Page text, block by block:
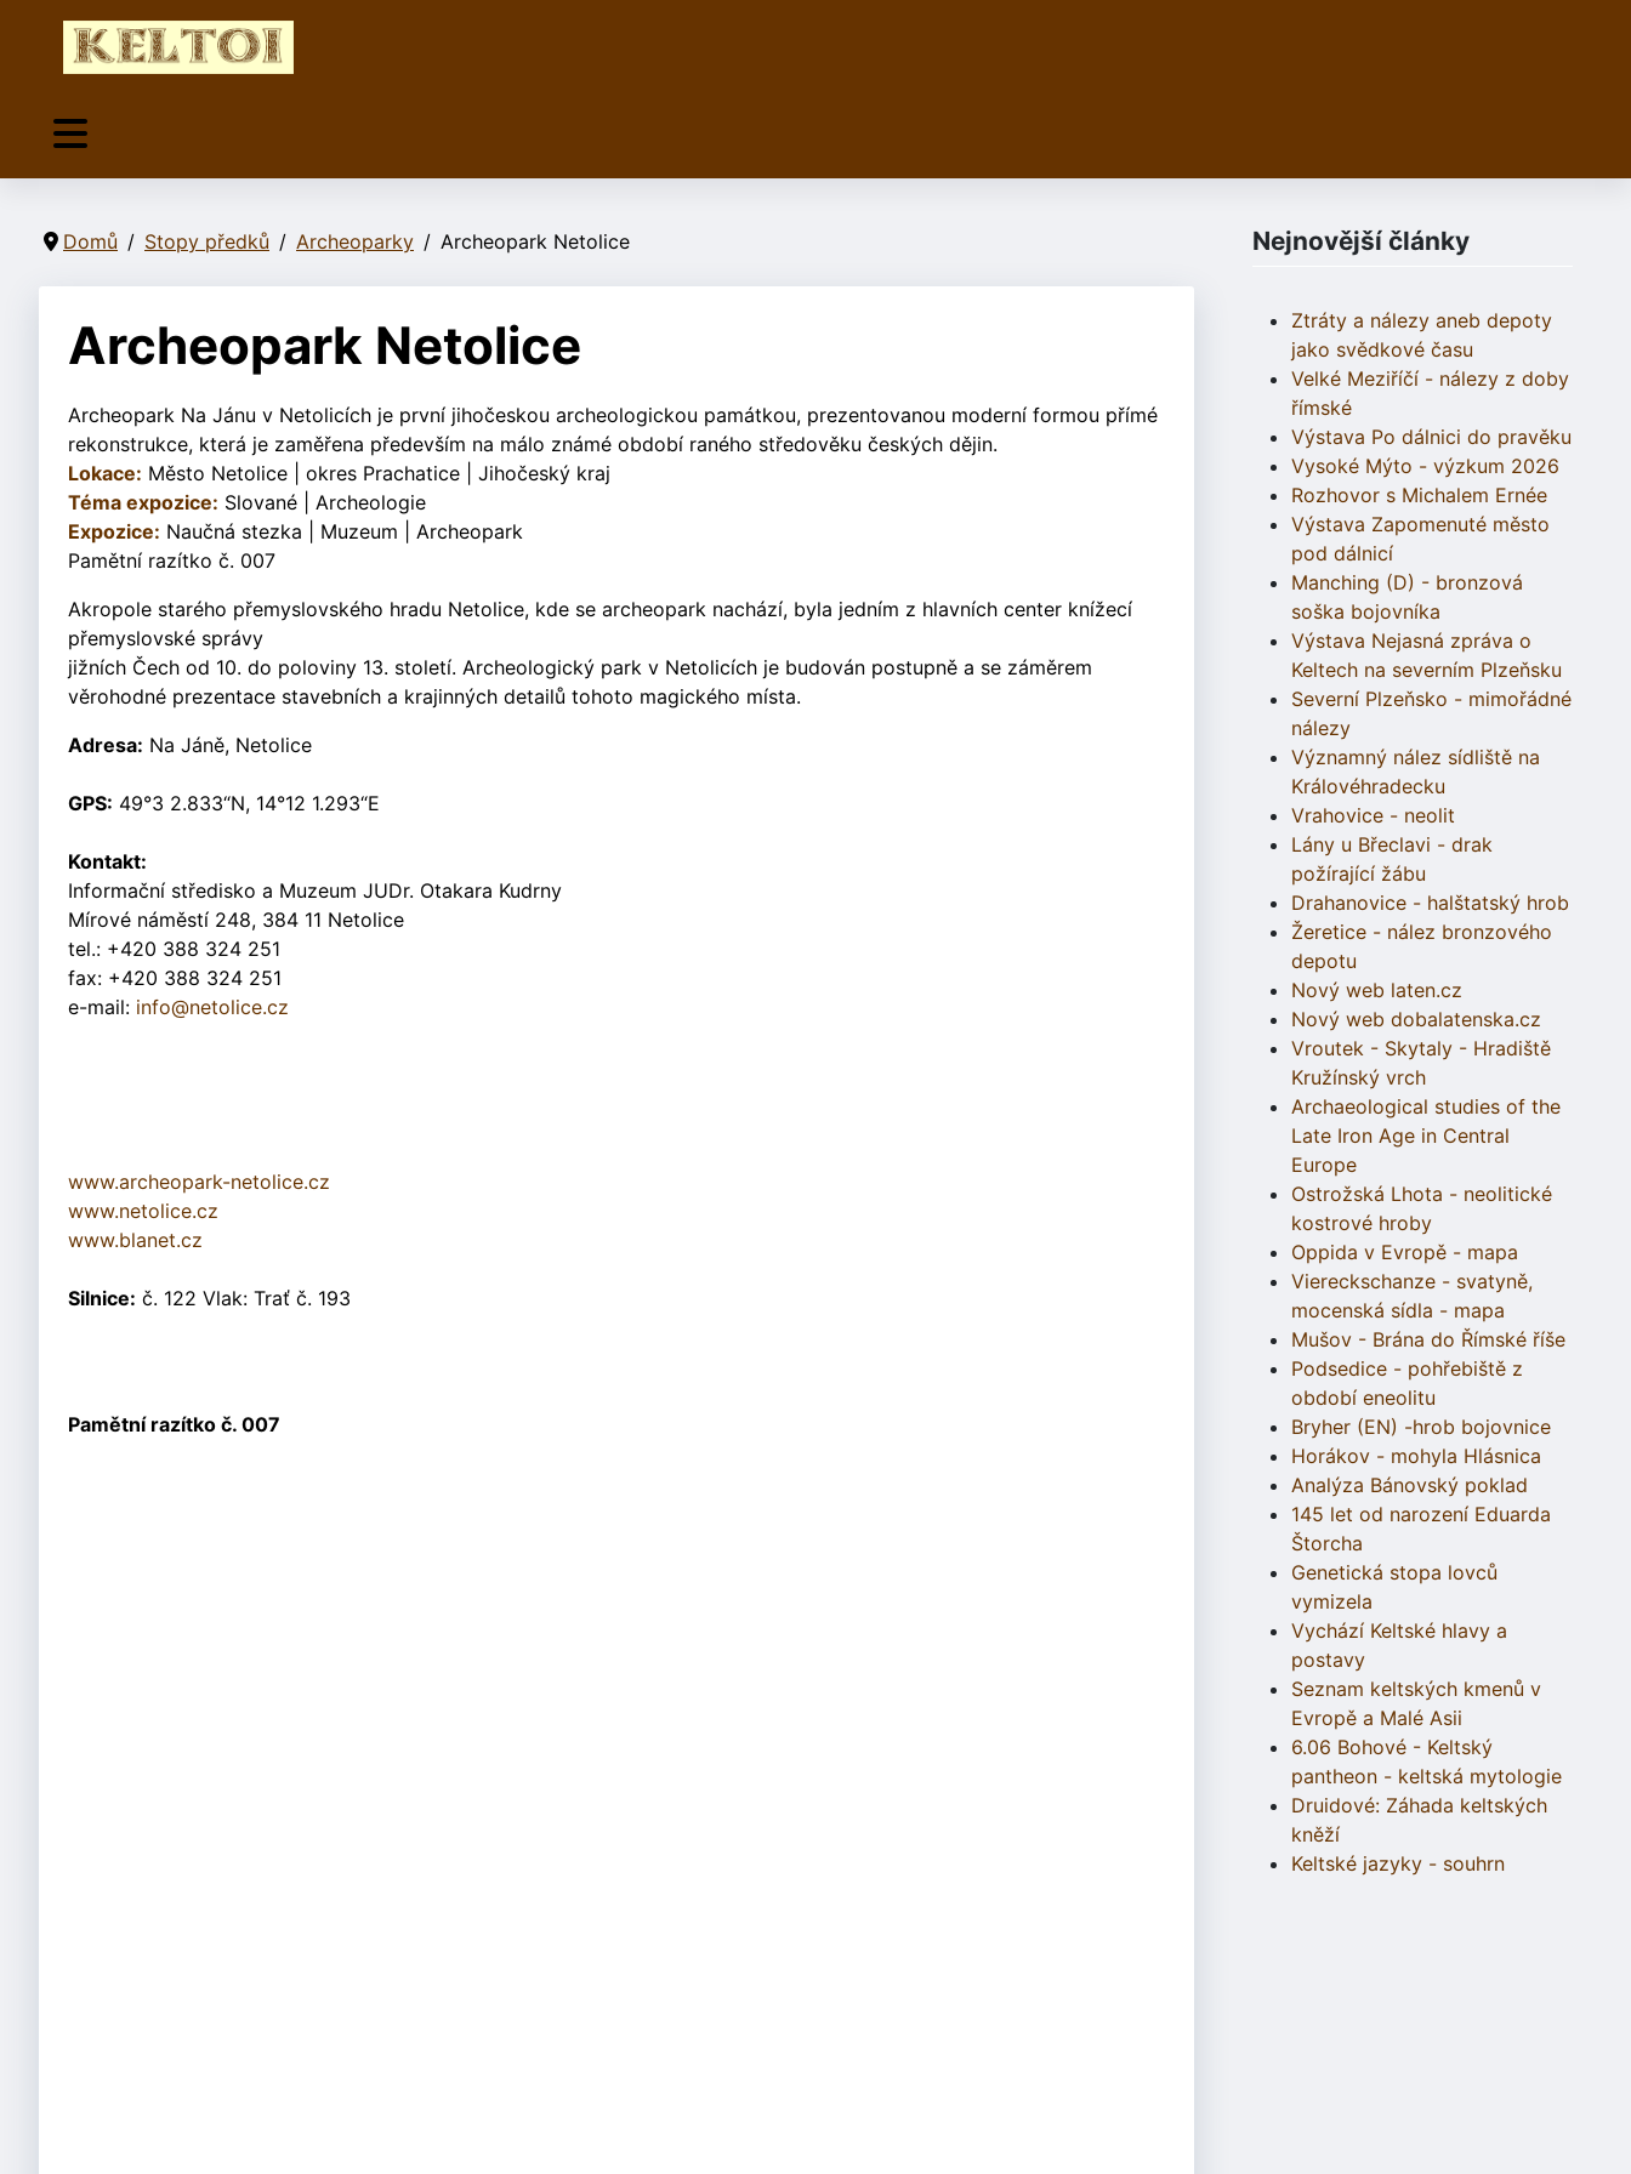
Domů Stopy předků Archeoparky Archeopark Netolice
Archeopark Netolice
Archeopark Na Jánu v Netolicích je první jihočeskou archeologickou památkou, prezentovanou moderní formou přímé
rekonstrukce, která je zaměřena především na málo známé období raného středověku českých dějin.
Lokace: Město Netolice | okres Prachatice | Jihočeský kraj
Téma expozice: Slované | Archeologie
Expozice: Naučná stezka | Muzeum | Archeopark
Pamětní razítko č. 007
Akropole starého přemyslovského hradu Netolice, kde se archeopark nachází, byla jedním z hlavních center knížecí
přemyslovské správy
jižních Čech od 10. do poloviny 13. století. Archeologický park v Netolicích je budován postupně a se záměrem
věrohodné prezentace stavebních a krajinných detailů tohoto magického místa.
Adresa: Na Jáně, Netolice
GPS: 49°3 2.833“N, 14°12 1.293“E
Kontakt:
Informační středisko a Muzeum JUDr. Otakara Kudrny
Mírové náměstí 248, 384 11 Netolice
tel.: +420 388 324 251
fax: +420 388 324 251
e-mail: info@netolice.cz
www.archeopark-netolice.cz
www.netolice.cz
www.blanet.cz
Silnice: č. 122 Vlak: Trať č. 193
Pamětní razítko č. 007
Nejnovější články
Ztráty a nálezy aneb depoty
jako svědkové času
Velké Meziříčí - nálezy z doby
římské
Výstava Po dálnici do pravěku
Vysoké Mýto - výzkum 2026
Rozhovor s Michalem Ernée
Výstava Zapomenuté město
pod dálnicí
Manching (D) - bronzová
soška bojovníka
Výstava Nejasná zpráva o
Keltech na severním Plzeňsku
Severní Plzeňsko - mimořádné
nálezy
Významný nález sídliště na
Královéhradecku
Vrahovice - neolit
Lány u Břeclavi - drak
požírající žábu
Drahanovice - halštatský hrob
Žeretice - nález bronzového
depotu
Nový web laten.cz
Nový web dobalatenska.cz
Vroutek - Skytaly - Hradiště
Kružínský vrch
Archaeological studies of the
Late Iron Age in Central
Europe
Ostrožská Lhota - neolitické
kostrové hroby
Oppida v Evropě - mapa
Viereckschanze - svatyně,
mocenská sídla - mapa
Mušov - Brána do Římské říše
Podsedice - pohřebiště z
období eneolitu
Bryher (EN) -hrob bojovnice
Horákov - mohyla Hlásnica
Analýza Bánovský poklad
145 let od narození Eduarda
Štorcha
Genetická stopa lovců
vymizela
Vychází Keltské hlavy a
postavy
Seznam keltských kmenů v
Evropě a Malé Asii
6.06 Bohové - Keltský
pantheon - keltská mytologie
Druidové: Záhada keltských
kněží
Keltské jazyky - souhrn